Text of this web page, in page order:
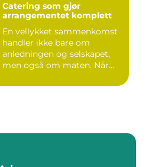
Catering som gjør
arrangementet komplett
En vellykket sammenkomst
handler ikke bare om
anledningen og selskapet,
men også om maten. Når